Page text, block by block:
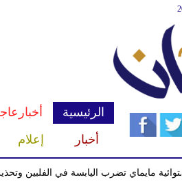
الرئيسية
أخبار
إعلام
مايماي تضرب اليابسة في الفلبين وتحذيرات